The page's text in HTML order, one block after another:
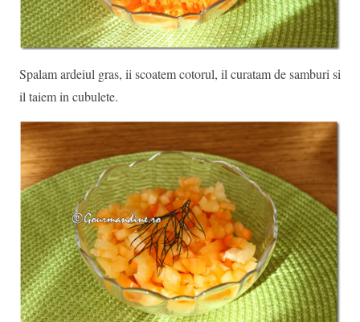
Spalam ardeiul gras, ii scoatem cotorul, il curatam de samburi si
il taiem in cubulete.